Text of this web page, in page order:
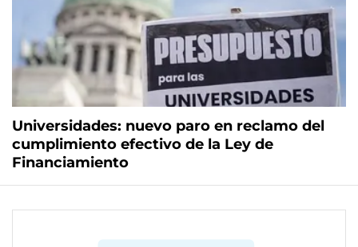
Universidades: nuevo paro en reclamo del
cumplimiento efectivo de la Ley de
Financiamiento